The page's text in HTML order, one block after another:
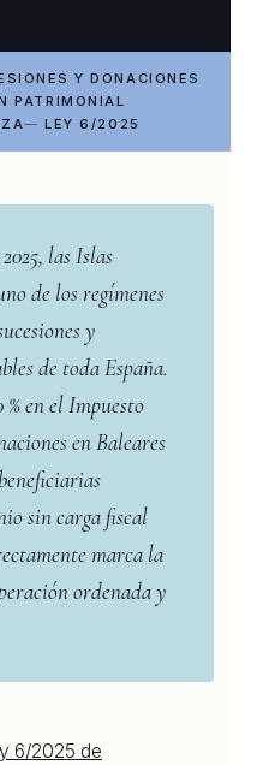
Y DONACIONES
PATRIMONIAL
LEY 6/2025
las Islas
de los regímenes
y
de toda España.
en el Impuesto
en Baleares
sin carga fiscal
marca la
ordenada y
6/2025 de